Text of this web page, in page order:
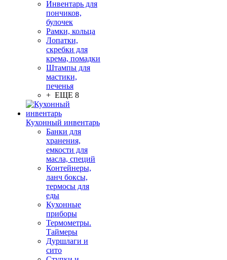
Инвентарь для
пончиков,
булочек
Рамки, кольца
Лопатки,
скребки для
крема, помадки
Штампы для
мастики,
печенья
+ ЕЩЕ 8
Кухонный инвентарь
Банки для
хранения,
емкости для
масла, специй
Контейнеры,
ланч боксы,
термосы для
еды
Кухонные
приборы
Термометры.
Таймеры
Дуршлаги и
сито